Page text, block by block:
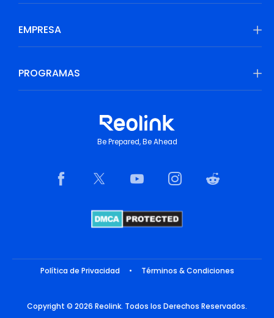
EMPRESA
PROGRAMAS
Be Prepared, Be Ahead
Política de Privacidad • Términos & Condiciones
Copyright © 2026 Reolink. Todos los Derechos Reservados.